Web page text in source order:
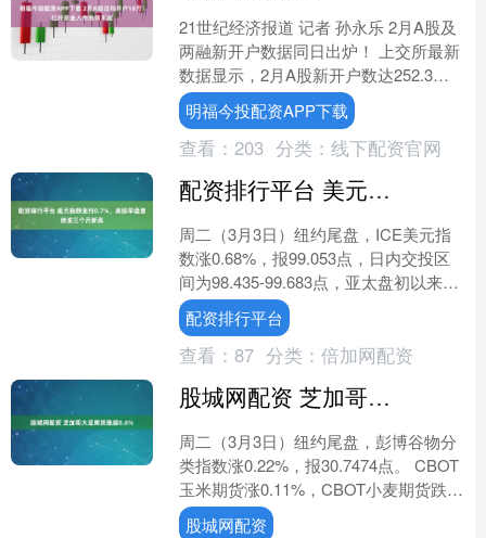
21世纪经济报道 记者 孙永乐 2月A股及
两融新开户数据同日出炉！ 上交所最新
数据显示，2月A股新开户数达252.3万
户，同比2025年2月的283.59万户下....
明福今投配资APP下载
查看： 203 分类： 线下配资官网
配资排行平台 美元指数涨约0.7%，美股早盘曾创逾三个月新高
周二（3月3日）纽约尾盘，ICE美元指
数涨0.68%，报99.053点，日内交投区
间为98.435-99.683点，亚太盘初以来持
续走高，北京时间18:00以来....
配资排行平台
查看： 87 分类： 倍加网配资
股城网配资 芝加哥大豆期货涨超0.6%
周二（3月3日）纽约尾盘，彭博谷物分
类指数涨0.22%，报30.7474点。 CBOT
玉米期货涨0.11%，CBOT小麦期货跌
0.40%。 CBOT大豆期货涨0....
股城网配资